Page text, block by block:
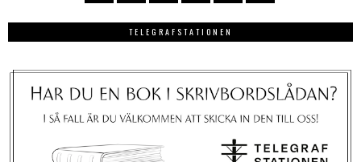
TELEGRAFSTATIONEN